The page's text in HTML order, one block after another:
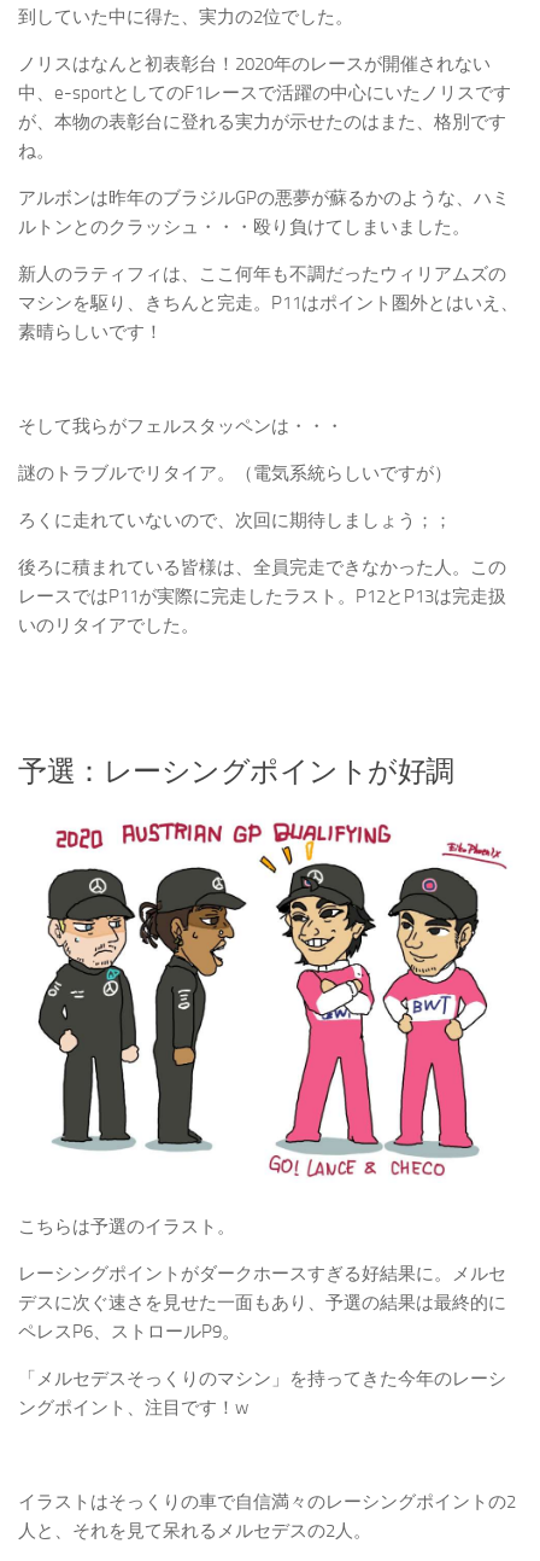
到していた中に得た、実力の2位でした。
ノリスはなんと初表彰台！2020年のレースが開催されない
中、e-sportとしてのF1レースで活躍の中心にいたノリスです
が、本物の表彰台に登れる実力が示せたのはまた、格別です
ね。
アルボンは昨年のブラジルGPの悪夢が蘇るかのような、ハミ
ルトンとのクラッシュ・・・殴り負けてしまいました。
新人のラティフィは、ここ何年も不調だったウィリアムズの
マシンを駆り、きちんと完走。P11はポイント圏外とはいえ、
素晴らしいです！
そして我らがフェルスタッペンは・・・
謎のトラブルでリタイア。（電気系統らしいですが）
ろくに走れていないので、次回に期待しましょう；；
後ろに積まれている皆様は、全員完走できなかった人。この
レースではP11が実際に完走したラスト。P12とP13は完走扱
いのリタイアでした。
予選：レーシングポイントが好調
こちらは予選のイラスト。
レーシングポイントがダークホースすぎる好結果に。メルセ
デスに次ぐ速さを見せた一面もあり、予選の結果は最終的に
ペレスP6、ストロールP9。
「メルセデスそっくりのマシン」を持ってきた今年のレーシ
ングポイント、注目です！w
イラストはそっくりの車で自信満々のレーシングポイントの2
人と、それを見て呆れるメルセデスの2人。